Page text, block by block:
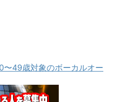
49歳対象のボーカルオー